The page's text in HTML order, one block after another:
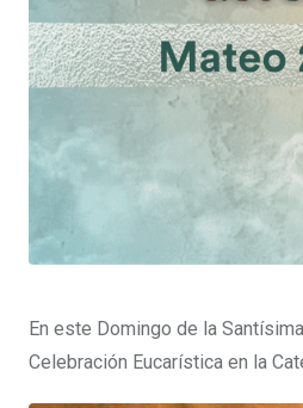
En este Domingo de la
Celebración Eucarística en la